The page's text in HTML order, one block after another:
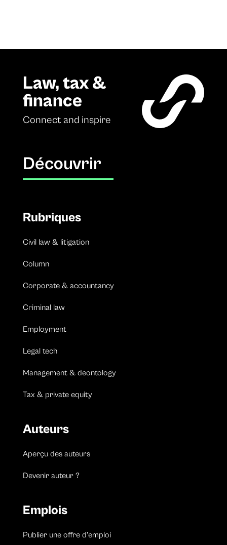
Law, tax &
finance
Connect and inspire
Découvrir
Rubriques
Civil law & litigation
Column
Corporate & accountancy
Criminal law
Employment
Legal tech
Management & deontology
Tax & private equity
Auteurs
Aperçu des auteurs
Devenir auteur ?
Emplois
Publier une offre d’emploi